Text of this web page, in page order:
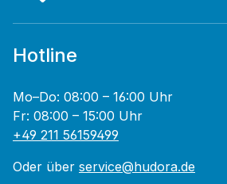
Hotline
Mo–Do: 08:00 – 16:00 Uhr
Fr: 08:00 – 15:00 Uhr
+49 211 56159499
Oder über service@hudora.de